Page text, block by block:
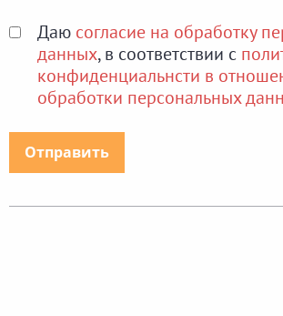
Даю согласие на обработку
данных, в соответствии с
конфиденциальнсти в
обработки персональных